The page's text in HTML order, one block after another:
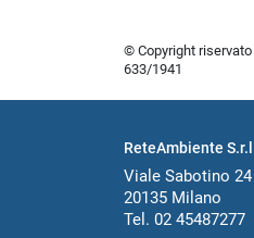
© Copyright
633/1941
ReteAmbiente
Viale Sabotino 24
20135 Milano
Tel. 02 45487277